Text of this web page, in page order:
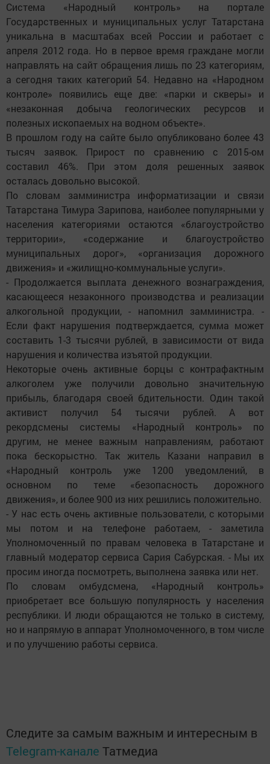
Система «Народный контроль» на портале
Государственных и муниципальных услуг Татарстана
уникальна в масштабах всей России и работает с
апреля 2012 года. Но в первое время граждане могли
направлять на сайт обращения лишь по 23 категориям,
а сегодня таких категорий 54. Недавно на «Народном
контроле» появились еще две: «парки и скверы» и
«незаконная добыча геологических ресурсов и
полезных ископаемых на водном объекте».
В прошлом году на сайте было опубликовано более 43
тысяч заявок. Прирост по сравнению с 2015-ом
составил 46%. При этом доля решенных заявок
осталась довольно высокой.
По словам замминистра информатизации и связи
Татарстана Тимура Зарипова, наиболее популярными у
населения категориями остаются «благоустройство
территории», «содержание и благоустройство
муниципальных дорог», «организация дорожного
движения» и «жилищно-коммунальные услуги».
- Продолжается выплата денежного вознаграждения,
касающееся незаконного производства и реализации
алкогольной продукции, - напомнил замминистра. -
Если факт нарушения подтверждается, сумма может
составить 1-3 тысячи рублей, в зависимости от вида
нарушения и количества изъятой продукции.
Некоторые очень активные борцы с контрафактным
алкоголем уже получили довольно значительную
прибыль, благодаря своей бдительности. Один такой
активист получил 54 тысячи рублей. А вот
рекордсмены системы «Народный контроль» по
другим, не менее важным направлениям, работают
пока бескорыстно. Так житель Казани направил в
«Народный контроль уже 1200 уведомлений, в
основном по теме «безопасность дорожного
движения», и более 900 из них решились положительно.
- У нас есть очень активные пользователи, с которыми
мы потом и на телефоне работаем, - заметила
Уполномоченный по правам человека в Татарстане и
главный модератор сервиса Сария Сабурская. - Мы их
просим иногда посмотреть, выполнена заявка или нет.
По словам омбудсмена, «Народный контроль»
приобретает все большую популярность у населения
республики. И люди обращаются не только в систему,
но и напрямую в аппарат Уполномоченного, в том числе
и по улучшению работы сервиса.
Следите за самым важным и интересным в
Telegram-канале Татмедиа